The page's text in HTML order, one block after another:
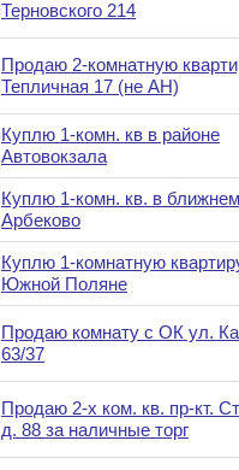
Терновского 214
Продаю 2-комнатную
Тепличная 17 (не АН)
Куплю 1-комн. кв в районе
Автовокзала
Куплю 1-комн. кв. в ближнем
Арбеково
Куплю 1-комнатную
Южной Поляне
Продаю комнату с ОК ул.
63/37
Продаю 2-х ком. кв. пр-кт.
д. 88 за наличные торг